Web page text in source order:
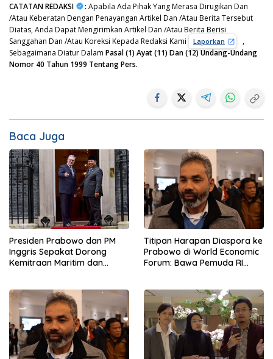
CATATAN REDAKSI : Apabila Ada Pihak Yang Merasa Dirugikan Dan
/Atau Keberatan Dengan Penayangan Artikel Dan /Atau Berita Tersebut
Diatas, Anda Dapat Mengirimkan Artikel Dan /Atau Berita Berisi
Sanggahan Dan /Atau Koreksi Kepada Redaksi Kami
Laporkan
,
Sebagaimana Diatur Dalam Pasal (1) Ayat (11) Dan (12) Undang-Undang
Nomor 40 Tahun 1999 Tentang Pers.
Baca Juga
Presiden Prabowo dan PM
Inggris Sepakat Dorong
Kemitraan Maritim dan
Titipan Harapan Diaspora ke
Prabowo di World Economic
Forum: Bawa Pemuda RI